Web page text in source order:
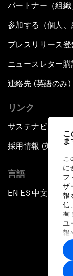
ま
こ
に
フ
ザ
報
信
有
ユ
報
に
ト
す。
パートナー（組織
参加する（個人、
プレスリリース登
ニュースレター購
連絡先 (英語のみ)
リンク
サステナビリティ
採用情報 (英語の
言語
EN ▪ES▪中文▪ 日本語
プラ